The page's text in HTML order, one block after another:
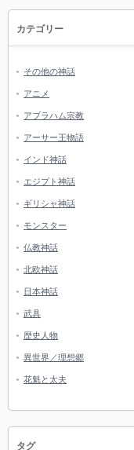
カテゴリー
その他の神話
アニメ
アブラハム宗教
アーサー王物語
インド神話
エジプト神話
ギリシャ神話
モンスター
仏教神話
北欧神話
日本神話
武具
歴史人物
異世界／理想郷
花魁と太夫
タグ